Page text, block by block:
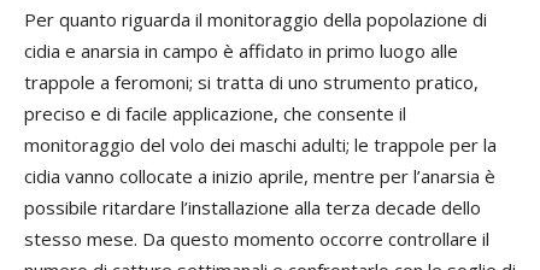
Per quanto riguarda il monitoraggio della popolazione di
cidia e anarsia in campo è affidato in primo luogo alle
trappole a feromoni; si tratta di uno strumento pratico,
preciso e di facile applicazione, che consente il
monitoraggio del volo dei maschi adulti; le trappole per la
cidia vanno collocate a inizio aprile, mentre per l’anarsia è
possibile ritardare l’installazione alla terza decade dello
stesso mese. Da questo momento occorre controllare il